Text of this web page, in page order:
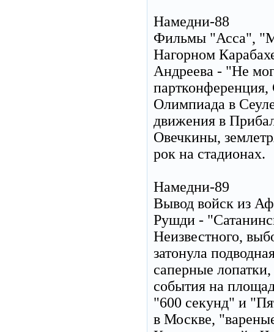
Намедни-88
Фильмы "Асса",
Нагорном
Андреева - "Не
Олимпиада в
движения в
Овечкины,
рок на стадионах.
Намедни-89
Вывод войск из
Рушди -
Неизвестного,
затонула
саперные
события на
"600 секунд" и
в Москве,